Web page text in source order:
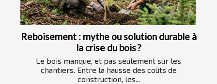
Reboisement : mythe ou solution durable à
la crise du bois ?
Le bois manque, et pas seulement sur les
chantiers. Entre la hausse des coûts de
construction, les...